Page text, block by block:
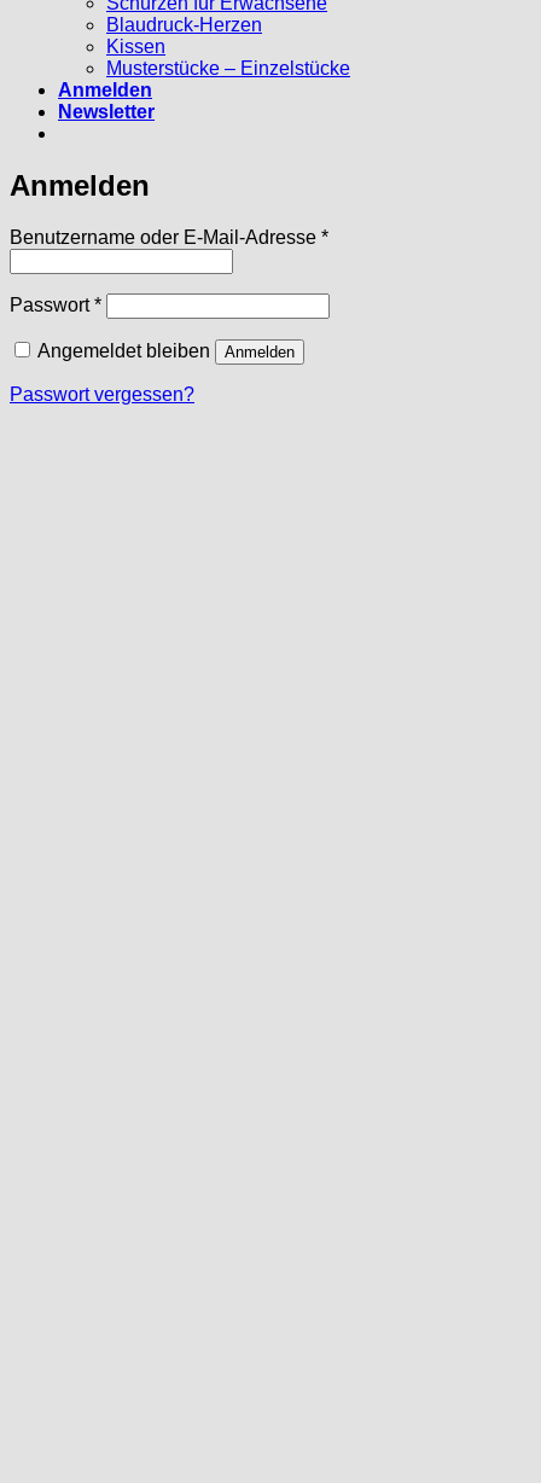
Blaudruck-Herzen
Kissen
Musterstücke – Einzelstücke
Anmelden
Newsletter
Anmelden
Benutzername oder E-Mail-Adresse *Erforderlich
Passwort*Erforderlich
Angemeldet bleiben Anmelden
Passwort vergessen?